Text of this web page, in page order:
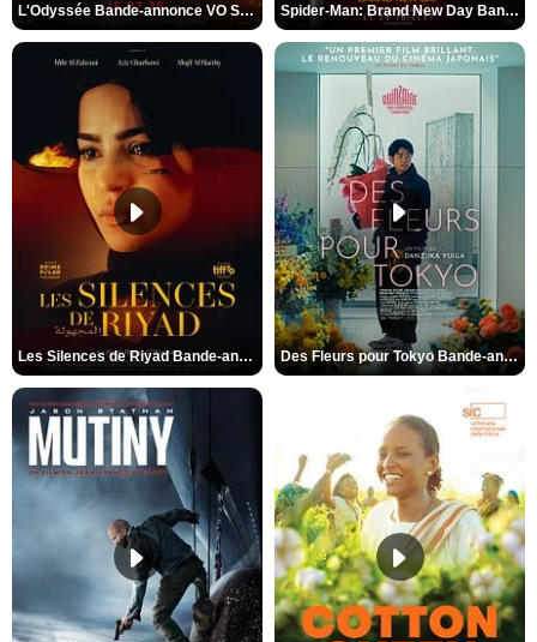
L'Odyssée Bande-annonce VO STFR Spider-Man: Brand New Day Bande-annonce VO STFR
Les Silences de Riyad Bande-annonce VO STFR Des Fleurs pour Tokyo Bande-annonce VO STFR